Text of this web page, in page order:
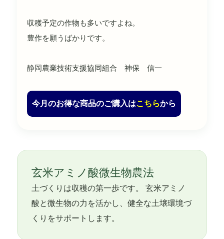
収穫予定の作物も多いですよね。
豊作を願うばかりです。
静岡農業技術支援協同組合 神保 信一
今月のお得な商品のご購入はこちらから
玄米アミノ酸微生物農法
土づくりは収穫の第一歩です。 玄米アミノ
酸と微生物の力を活かし、健全な土壌環境づ
くりをサポートします。